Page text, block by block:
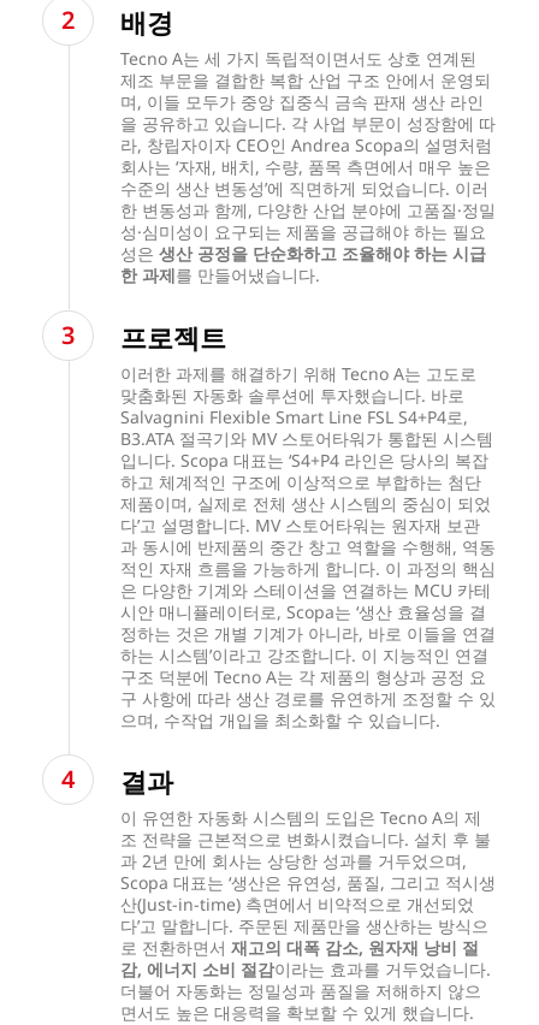
배경
Tecno A는 세 가지 독립적이면서도 상호 연계된
제조 부문을 결합한 복합 산업 구조 안에서 운영되
며, 이들 모두가 중앙 집중식 금속 판재 생산 라인
을 공유하고 있습니다. 각 사업 부문이 성장함에 따
라, 창립자이자 CEO인 Andrea Scopa의 설명처럼
회사는 ‘자재, 배치, 수량, 품목 측면에서 매우 높은
수준의 생산 변동성’에 직면하게 되었습니다. 이러
한 변동성과 함께, 다양한 산업 분야에 고품질·정밀
성·심미성이 요구되는 제품을 공급해야 하는 필요
성은생산 공정을 단순화하고 조율해야 하는 시급
한 과제를 만들어냈습니다.
프로젝트
이러한 과제를 해결하기 위해 Tecno A는 고도로
맞춤화된 자동화 솔루션에 투자했습니다. 바로
Salvagnini Flexible Smart Line FSL S4+P4로,
B3.ATA 절곡기와 MV 스토어타워가 통합된 시스템
입니다. Scopa 대표는 ‘S4+P4 라인은 당사의 복잡
하고 체계적인 구조에 이상적으로 부합하는 첨단
제품이며, 실제로 전체 생산 시스템의 중심이 되었
다’고 설명합니다. MV 스토어타워는 원자재 보관
과 동시에 반제품의 중간 창고 역할을 수행해, 역동
적인 자재 흐름을 가능하게 합니다. 이 과정의 핵심
은 다양한 기계와 스테이션을 연결하는 MCU 카테
시안 매니퓰레이터로, Scopa는 ‘생산 효율성을 결
정하는 것은 개별 기계가 아니라, 바로 이들을 연결
하는 시스템’이라고 강조합니다. 이 지능적인 연결
구조 덕분에 Tecno A는 각 제품의 형상과 공정 요
구 사항에 따라 생산 경로를 유연하게 조정할 수 있
으며, 수작업 개입을 최소화할 수 있습니다.
결과
이 유연한 자동화 시스템의 도입은 Tecno A의 제
조 전략을 근본적으로 변화시켰습니다. 설치 후 불
과 2년 만에 회사는 상당한 성과를 거두었으며,
Scopa 대표는 ‘생산은 유연성, 품질, 그리고 적시생
산(Just-in-time) 측면에서 비약적으로 개선되었
다’고 말합니다. 주문된 제품만을 생산하는 방식으
로 전환하면서 재고의 대폭 감소, 원자재 낭비 절
감, 에너지 소비 절감이라는 효과를 거두었습니다.
더불어 자동화는 정밀성과 품질을 저해하지 않으
면서도 높은 대응력을 확보할 수 있게 했습니다.